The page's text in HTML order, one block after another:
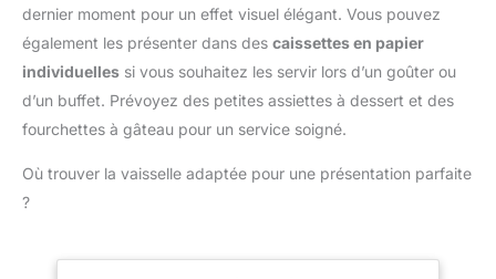
qui permet de fixer ou de
retirer facilement les
accessoires de mixage. Il
suffit de tourner et de
soulever le bol pour le
détacher. Les
bol, le crochet et la tige,
Dimensions Ø 28 x 2 cm,
et son poids est de 198
dernier moment pour un effet visuel élégant. Vous pouvez
également les présenter dans des caissettes en papier
individuelles si vous souhaitez les servir lors d’un goûter ou
d’un buffet. Prévoyez des petites assiettes à dessert et des
fourchettes à gâteau pour un service soigné.
Où trouver la vaisselle adaptée pour une présentation parfaite
?